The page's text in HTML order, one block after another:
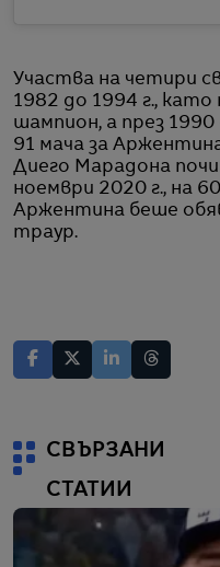
Участва на четири
1982 до 1994 г., като
шампион, а през
91 мача за
Диего Марадона
ноември 2020 г., на
Аржентина беше
траур.
СВЪРЗАНИ
СТАТИИ